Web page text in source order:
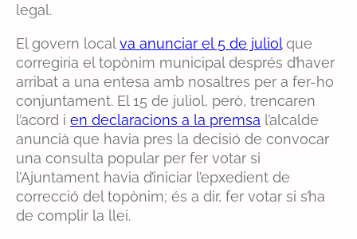
legal.
El govern localva anunciar el 5 de juliolque
corregiria el topònim municipal després d’haver
arribat a una entesa amb nosaltres per a fer-ho
conjuntament. El 15 de juliol, però, trencaren
l’acord i en declaracions a la premsa l’alcalde
anuncià que havia pres la decisió de convocar
una consulta popular per fer votar si
l’Ajuntament havia d’iniciar l’epxedient de
correcció del topònim; és a dir, fer votar si s’ha
de complir la llei.